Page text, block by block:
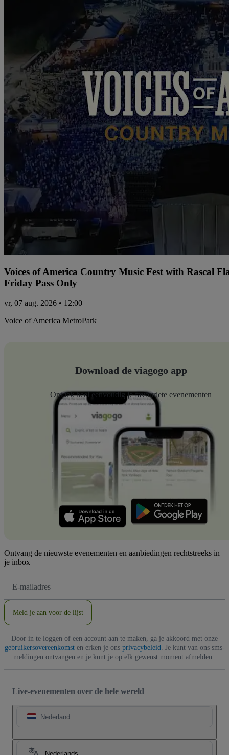
Voices of America Country Music Fest with Rascal
Friday Pass Only
vr, 07 aug. 2026 • 12:00
Voice of America MetroPark
Download de viagogo app
Ontdek heel eenvoudig je favouriete evenementen
Ontvang de nieuwste evenementen en aanbiedingen rechtstreeks in
je inbox
mailadres
Meld je aan voor de lijst
Door in te loggen of een account aan te maken, ga je akkoord met onze
gebruikersovereenkomsten erken je ons privacybeleid . Je kunt van ons sms-
meldingen ontvangen en je kunt je op elk gewenst moment afmelden.
Live-evenementen over de hele wereld
Nederland